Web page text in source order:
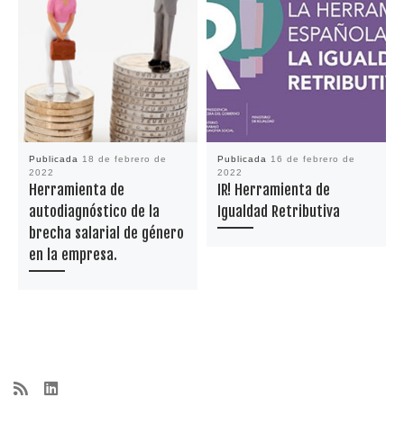
Publicada 18 de febrero de
2022
Herramienta de
autodiagnóstico de la
brecha salarial de género
en la empresa.
Publicada 16 de febrero de
2022
IR! Herramienta de
Igualdad Retributiva